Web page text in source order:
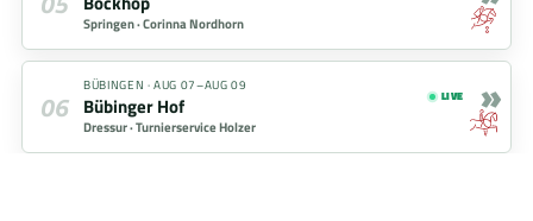
Springen ·Corinna Nordhorn
06
BÜBINGEN ·AUG 07–AUG 09
Bübinger Hof
Dressur ·Turnierservice Holzer
LIVE »